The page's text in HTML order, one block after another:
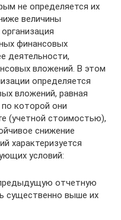
не определяется их
величины
финансовых
деятельности,
вложений. В этом
определяется
вложений, равная
которой они
(учетной стоимостью),
снижение
характеризуется
условий:
отчетную
существенно выше их